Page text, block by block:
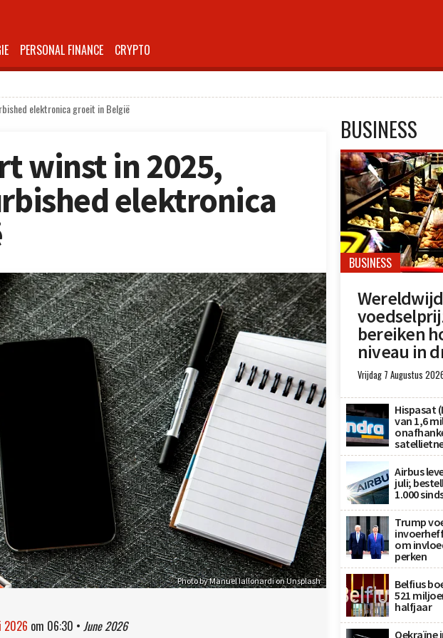
PERSONAL FINANCE CRYPTO
elektronica groeit in België
winst in 2025,
elektronica
Photo by Manuel Iallonardi on Unsplash
2026 om 06:30 • June 2026
BUSINESS
BUSINESS
bereiken
niveau in
Vrijdag 7 Augustus
Hispasat
van 1,6
Airbus
juli;
1.000
Trump
om
perken
Belfius
521
halfjaar
Oekraïne